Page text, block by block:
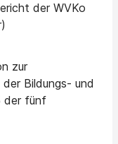
der WVKo
zur
Bildungs- und
der fünf